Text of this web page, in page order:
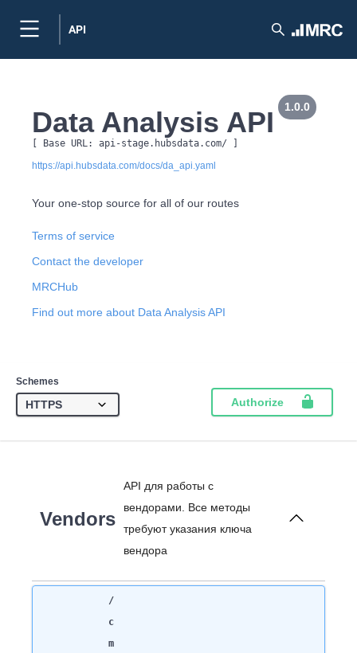
API
Data Analysis API 1.0.0
[ Base URL: api-stage.hubsdata.com/
https://api.hubsdata.com/docs/da_api.yaml
Your one-stop source for all of our routes
Terms of service
Contact the developer
MRCHub
Find out more about Data Analysis API
Schemes
Authorize
Vendors
API для работы с
вендорами. Все методы
требуют указания ключа
вендора
/
c
m